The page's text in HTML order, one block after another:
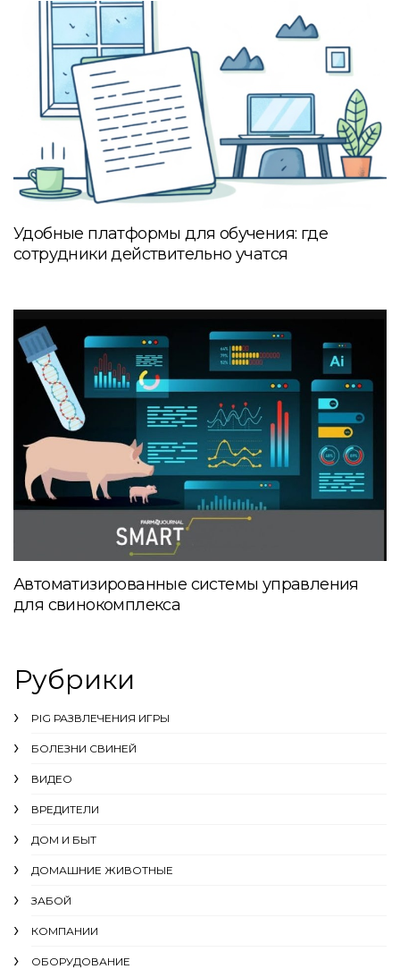
Удобные платформы для обучения: где
сотрудники действительно учатся
Автоматизированные системы управления
для свинокомплекса
Рубрики
PIG РАЗВЛЕЧЕНИЯ ИГРЫ
БОЛЕЗНИ СВИНЕЙ
ВИДЕО
ВРЕДИТЕЛИ
ДОМ И БЫТ
ДОМАШНИЕ ЖИВОТНЫЕ
ЗАБОЙ
КОМПАНИИ
ОБОРУДОВАНИЕ